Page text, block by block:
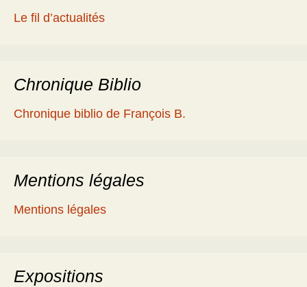
Le fil d’actualités
Chronique Biblio
Chronique biblio de François B.
Mentions légales
Mentions légales
Expositions